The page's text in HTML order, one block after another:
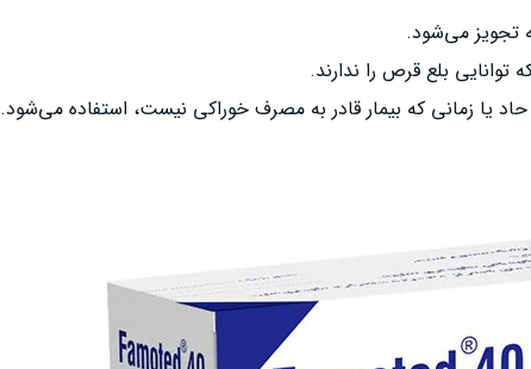
توانایی بلع قرص را ندارند.
حاد یا زمانی که بیمار قادر به مصرف خوراکی نیست، استفاده می‌شود.